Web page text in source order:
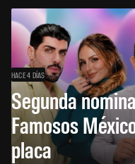
HACE 4 DÍAS
Segunda
Famosos
placa